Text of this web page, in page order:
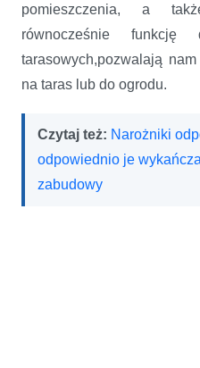
pomieszczenia, a
równocześnie
tarasowych,pozwalają
na taras lub do ogrodu.
Czytaj też: Narożniki
odpowiednio je
zabudowy